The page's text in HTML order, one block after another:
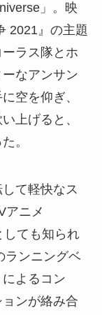
」。映
2021』の主題
ラス隊とホ
なアンサン
空を仰ぎ、
上げると、
。
て軽快なス
アニメ
しても知られ
ランニングベ
よるコン
ンが絡み合